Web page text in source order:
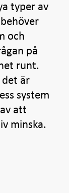
typer av
och
på
runt.
det är
system
att
minska.